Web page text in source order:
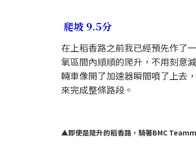
爬坡 9.5分
在上稻香路之前我已經預先作了
氧區間內順順的爬升，不用刻意
輛車像開了加速器瞬間噴了上去
來完成整條路段。
▲即使是陡升的稻香路，騎著BMC